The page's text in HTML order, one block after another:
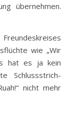
übernehmen.
wie „Wir
hat es ja kein
Schlussstrich-
nicht mehr